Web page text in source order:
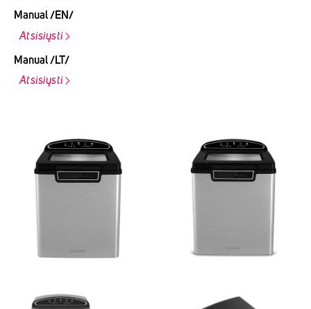
Manual /EN/
Atsisiųsti
Manual /LT/
Atsisiųsti